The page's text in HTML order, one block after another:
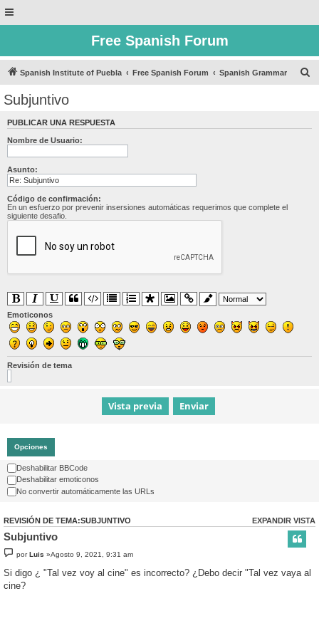
Free Spanish Forum
Spanish Institute of Puebla Free Spanish Forum Spanish Grammar
Subjuntivo
PUBLICAR UNA RESPUESTA
Nombre de Usuario:
Asunto:
Código de confirmación:
En un esfuerzo por prevenir insersiones automáticas requerimos que complete el
siguiente desafio.
Emoticonos
Revisión de tema
Opciones
Deshabilitar BBCode
Deshabilitar emoticonos
No convertir automáticamente las URLs
EXPANDIR VISTA
REVISIÓN DE TEMA:SUBJUNTIVO
Subjuntivo
porLuis »Agosto 9, 2021, 9:31 am
Si digo ¿ "Tal vez voy al cine" es incorrecto? ¿Debo decir "Tal vez vaya al
cine?